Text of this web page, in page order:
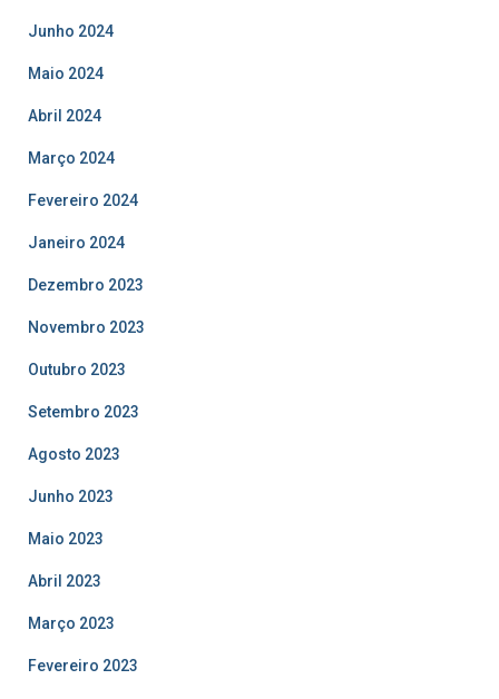
Junho 2024
Maio 2024
Abril 2024
Março 2024
Fevereiro 2024
Janeiro 2024
Dezembro 2023
Novembro 2023
Outubro 2023
Setembro 2023
Agosto 2023
Junho 2023
Maio 2023
Abril 2023
Março 2023
Fevereiro 2023